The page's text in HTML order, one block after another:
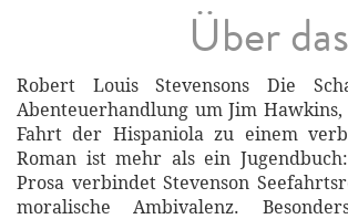
Über
Robert Louis Stevensons Die
Abenteuerhandlung um Jim
Fahrt der Hispaniola zu einem
Roman ist mehr als ein
Prosa verbindet Stevenson
moralische Ambivalenz.